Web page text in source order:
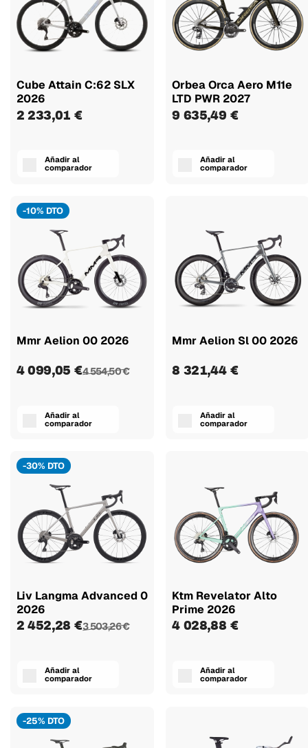
Cube Attain C:62 SLX
2026
2 233,01 €
Añadir al
comparador
Orbea Orca Aero M11e
LTD PWR 2027
9 635,49 €
Añadir al
comparador
-10% DTO
Mmr Aelion 00 2026
4 099,05 €4 554,50 €
Añadir al
comparador
Mmr Aelion Sl 00 2026
8 321,44 €
Añadir al
comparador
-30% DTO
Liv Langma Advanced 0
2026
2 452,28 €3 503,26 €
Añadir al
comparador
Ktm Revelator Alto
Prime 2026
4 028,88 €
Añadir al
comparador
-25% DTO